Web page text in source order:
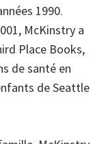
1990.
McKinstry a
Place Books,
de santé en
de Seattle